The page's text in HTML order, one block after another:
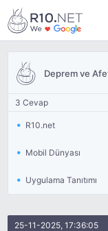
Deprem ve
3 Cevap
R10.net
Mobil Dünyası
Uygulama Tanıtımı
25-11-2025, 17:36:05